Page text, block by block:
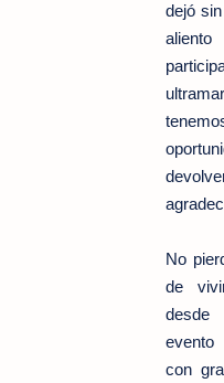
dejó
No
de
evento
con